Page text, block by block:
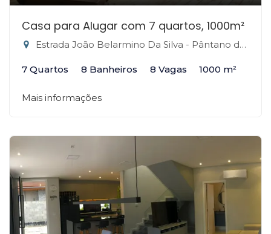
Casa para Alugar com 7 quartos, 1000m²
Estrada João Belarmino Da Silva - Pântano do Sul, Florianópolis-SC
7 Quartos 8 Banheiros 8 Vagas 1000 m²
Mais informações